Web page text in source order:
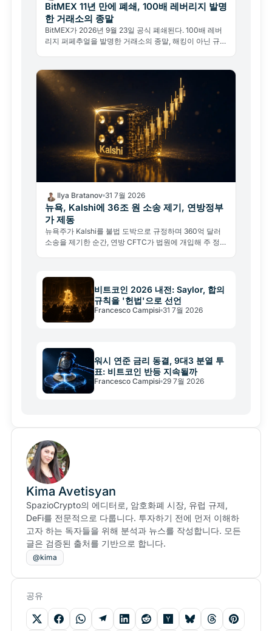
BitMEX 11년 만에 폐쇄, 100배 레버리지 발명
한 거래소의 종말
BitMEX가 2026년 9월 23일 공식 폐쇄된다. 100배 레버
리지 퍼페추얼을 발명한 거래소의 종말, 해킹이 아닌 규제
Ilya Bratanov 31 7월 2026
뉴욕, Kalshi에 36조 원 소송 제기, 연방정부
가 제동
뉴욕주가 Kalshi를 불법 도박으로 규정하며 360억 달러
소송을 제기한 순간, 연방 CFTC가 법원에 개입해 주 정부
비트코인 2026 내전: Saylor, 합의
규칙을 '헌법'으로 선언
Francesco Campisi 31 7월 2026
워시 연준 금리 동결, 9대3 분열 투
표: 비트코인 반등 지속될까
Francesco Campisi 29 7월 2026
Kima Avetisyan
SpazioCrypto의 에디터로, 암호화폐 시장, 유럽 규제,
DeFi를 전문적으로 다룹니다. 투자하기 전에 먼저 이해하
고자 하는 독자들을 위해 분석과 뉴스를 작성합니다. 모든
글은 검증된 출처를 기반으로 합니다.
@kima
공유